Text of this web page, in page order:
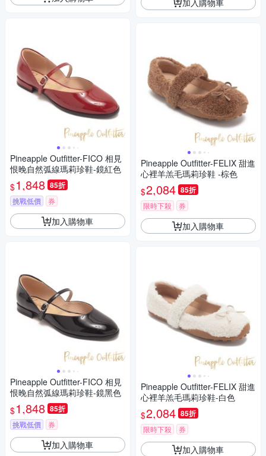
Pineapple Outfitter-FICO 相見
恨晚自然弧線瑪莉珍鞋-鏡紅色
$1,848 85折
挑戰低價 券
加入購物車
Pineapple Outfitter-FICO 相見
恨晚自然弧線瑪莉珍鞋-鏡黑色
$1,848 85折
挑戰低價 券
加入購物車
Pineapple Outfitter-FELIX 甜進
心裡羊羔毛瑪莉珍鞋 -棕色
$2,084 85折
限時下殺 券
加入購物車
Pineapple Outfitter-FELIX 甜進
心裡羊羔毛瑪莉珍鞋-白色
$2,084 85折
限時下殺 券
加入購物車